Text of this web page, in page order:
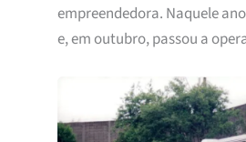
empreendedora. Naquele
e, em outubro, passou a